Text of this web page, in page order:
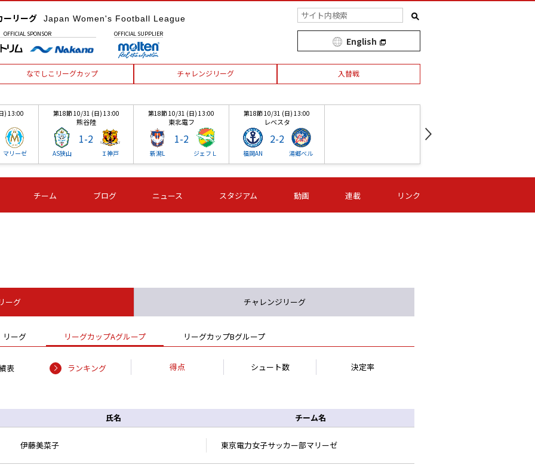
ーリーグ Japan Women's Football League
OFFICIAL SPONSOR OFFICIAL SUPPLIER
English
なでしこリーグカップ チャレンジリーグ 入替戦
) 13:00
マリーゼ
第18節 10/31 (日) 13:00
熊谷陸
AS狭山
1-2
Ｉ神戸
第18節 10/31 (日) 13:00
東北電フ
新潟L
1-2
ジェフＬ
第18節 10/31 (日) 13:00
レベスタ
福岡AN
2-2
湯郷べル
チーム ブログ ニュース スタジアム 動画 連載 リンク
ーグ
リーグ リーグカップAグループ リーグカップBグループ
チャレンジリーグ
表 ランキング 得点 シュート数 決定率
氏名 チーム名
伊藤美菜子 東京電力女子サッカー部マリーゼ